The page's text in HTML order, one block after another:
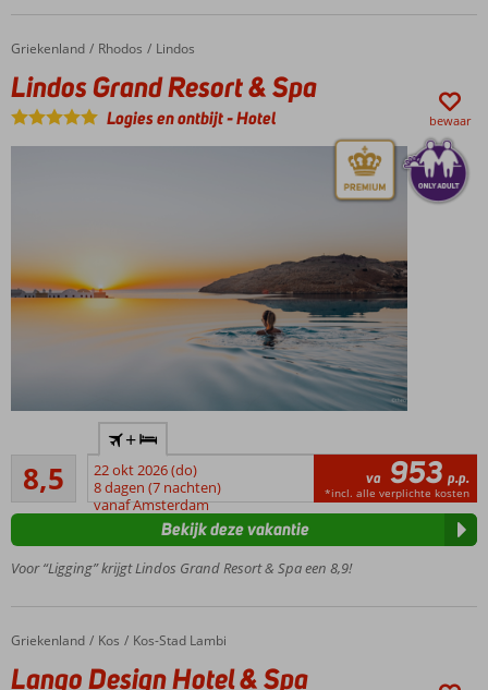
mooie
familiekamers
met
prachtig
Home
Griekenland Rhodos Lindos
Lindos Grand Resort & Spa
Lindos Grand Resort & Spa
Logies en ontbijt-Hotel bewaar
Direct
aan
het
Eco-
resort
Nabij
dorpje
8,5
Aanrader
11
beoordelingen
+
22 okt 2026 (do)
8 dagen (7 nachten)
vanaf Amsterdam
va 953 p.p.
*incl. alle verplichte kosten
Voor “Ligging” krijgt Lindos Grand Resort & Spa een 8,9!
Bekijk deze vakantie
Home
Griekenland Kos Kos-Stad Lambi
Lango Design Hotel & Spa
Lango Design Hotel & Spa